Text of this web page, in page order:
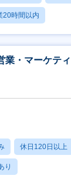
20時間以内
業・マーケテ
休日120日以上
り